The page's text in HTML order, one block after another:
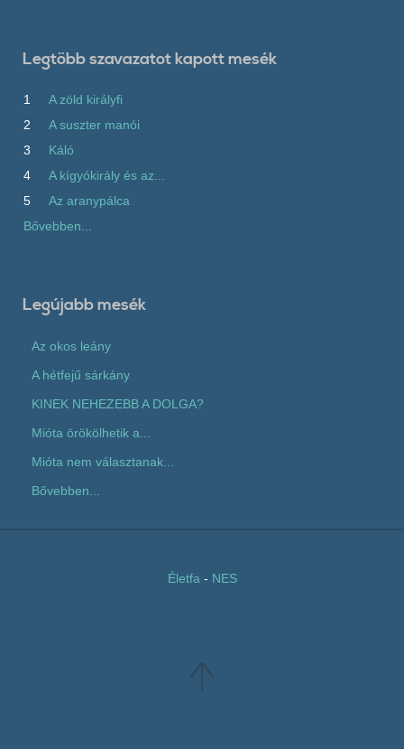
Legtöbb szavazatot kapott mesék
1
A zöld királyfi
2
A suszter manói
3
Káló
4
A kígyókirály és az...
5
Az aranypálca
Bővebben...
Legújabb mesék
Az okos leány
A hétfejű sárkány
KINEK NEHEZEBB A DOLGA?
Mióta örökölhetik a...
Mióta nem választanak...
Bővebben...
Életfa - NES